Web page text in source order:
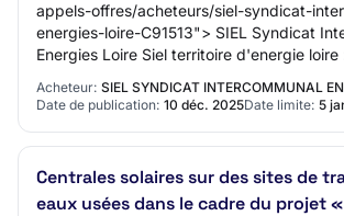
appels-offres/acheteurs/siel-syndicat-
energies-loire-C91513"> SIEL Syndicat
Energies Loire Siel territoire d'energie
Acheteur: SIEL SYNDICAT INTERCOMMUNAL
Date de publication: 10 déc. 2025Date limite: 5
Centrales solaires sur des sites de
eaux usées dans le cadre du projet «